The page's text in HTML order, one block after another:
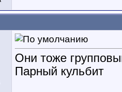
Они тоже
Парный кульбит